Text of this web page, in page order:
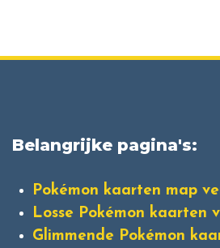
Belangrijke pagina's:
Pokémon kaarten map
Losse Pokémon kaarten
Glimmende Pokémon